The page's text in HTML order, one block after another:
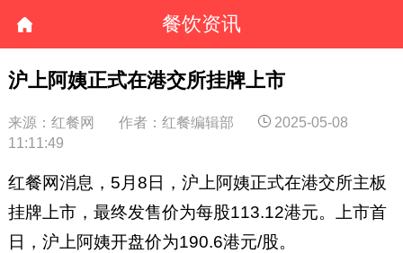
餐饮资讯
沪上阿姨正式在港交所挂牌上市
来源：红餐网 作者：红餐编辑部
2025-05-08
11:11:49
红餐网消息，5月8日，沪上阿姨正式在港交所主板
挂牌上市，最终发售价为每股113.12港元。上市首
日，沪上阿姨开盘价为190.6港元/股。